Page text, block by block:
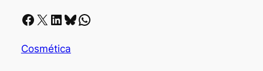
Facebook X LinkedIn Bluesky Whatsapp
Cosmética